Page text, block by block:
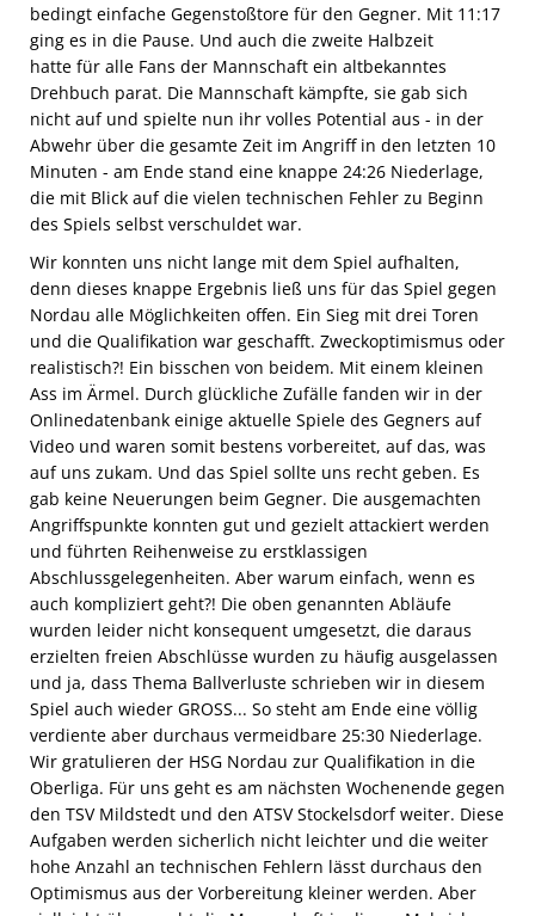
bedingt einfache Gegenstoßtore für den Gegner. Mit 11:17
ging es in die Pause. Und auch die zweite Halbzeit
hatte für alle Fans der Mannschaft ein altbekanntes
Drehbuch parat. Die Mannschaft kämpfte, sie gab sich
nicht auf und spielte nun ihr volles Potential aus - in der
Abwehr über die gesamte Zeit im Angriff in den letzten 10
Minuten - am Ende stand eine knappe 24:26 Niederlage,
die mit Blick auf die vielen technischen Fehler zu Beginn
des Spiels selbst verschuldet war.
Wir konnten uns nicht lange mit dem Spiel aufhalten,
denn dieses knappe Ergebnis ließ uns für das Spiel gegen
Nordau alle Möglichkeiten offen. Ein Sieg mit drei Toren
und die Qualifikation war geschafft. Zweckoptimismus oder
realistisch?! Ein bisschen von beidem. Mit einem kleinen
Ass im Ärmel. Durch glückliche Zufälle fanden wir in der
Onlinedatenbank einige aktuelle Spiele des Gegners auf
Video und waren somit bestens vorbereitet, auf das, was
auf uns zukam. Und das Spiel sollte uns recht geben. Es
gab keine Neuerungen beim Gegner. Die ausgemachten
Angriffspunkte konnten gut und gezielt attackiert werden
und führten Reihenweise zu erstklassigen
Abschlussgelegenheiten. Aber warum einfach, wenn es
auch kompliziert geht?! Die oben genannten Abläufe
wurden leider nicht konsequent umgesetzt, die daraus
erzielten freien Abschlüsse wurden zu häufig ausgelassen
und ja, dass Thema Ballverluste schrieben wir in diesem
Spiel auch wieder GROSS... So steht am Ende eine völlig
verdiente aber durchaus vermeidbare 25:30 Niederlage.
Wir gratulieren der HSG Nordau zur Qualifikation in die
Oberliga. Für uns geht es am nächsten Wochenende gegen
den TSV Mildstedt und den ATSV Stockelsdorf weiter. Diese
Aufgaben werden sicherlich nicht leichter und die weiter
hohe Anzahl an technischen Fehlern lässt durchaus den
Optimismus aus der Vorbereitung kleiner werden. Aber